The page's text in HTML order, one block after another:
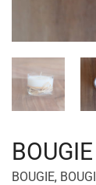
BOUGIE,